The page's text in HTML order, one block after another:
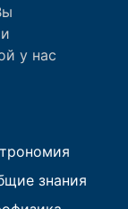
у нас
знания